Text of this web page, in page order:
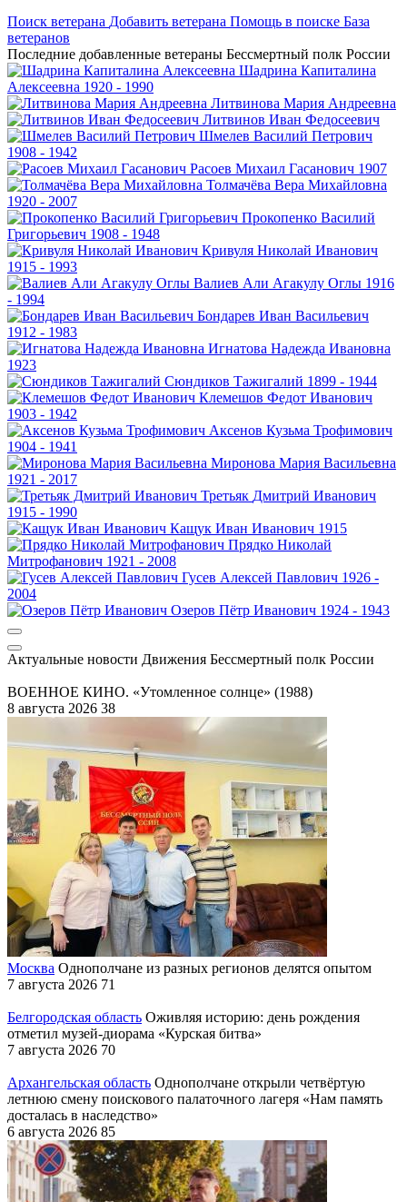
Поиск ветерана Добавить ветерана Помощь в поиске База
ветеранов
Последние добавленные ветераны Бессмертный полк России
Шадрина Капиталина
Алексеевна 1920 - 1990
Литвинова Мария Андреевна
Литвинов Иван Федосеевич
Шмелев Василий Петрович
1908 - 1942
Расоев Михаил Гасанович 1907
Толмачёва Вера Михайловна
1920 - 2007
Прокопенко Василий
Григорьевич 1908 - 1948
Кривуля Николай Иванович
1915 - 1993
Валиев Али Агакулу Оглы 1916
- 1994
Бондарев Иван Васильевич
1912 - 1983
Игнатова Надежда Ивановна
1923
Сюндиков Тажигалий 1899 - 1944
Клемешов Федот Иванович
1903 - 1942
Аксенов Кузьма Трофимович
1904 - 1941
Миронова Мария Васильевна
1921 - 2017
Третьяк Дмитрий Иванович
1915 - 1990
Кащук Иван Иванович 1915
Прядко Николай
Митрофанович 1921 - 2008
Гусев Алексей Павлович 1926 -
2004
Озеров Пётр Иванович 1924 - 1943
Актуальные новости Движения Бессмертный полк России
ВОЕННОЕ КИНО. «Утомленное солнце» (1988)
8 августа 2026 38
Москва Однополчане из разных регионов делятся опытом
7 августа 2026 71
Белгородская область Оживляя историю: день рождения
отметил музей-диорама «Курская битва»
7 августа 2026 70
Архангельская область Однополчане открыли четвёртую
летнюю смену поискового палаточного лагеря «Нам память
досталась в наследство»
6 августа 2026 85